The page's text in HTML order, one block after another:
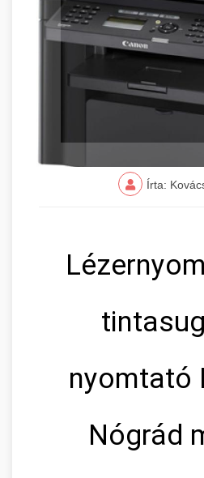
Írta:
nyomtató
Nógrád